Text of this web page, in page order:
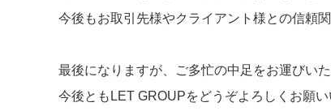
今後もお取引先様やクライアント様との信頼
最後になりますが、ご多忙の中足をお運びい
今後ともLET GROUPをどうぞよろしくお願い